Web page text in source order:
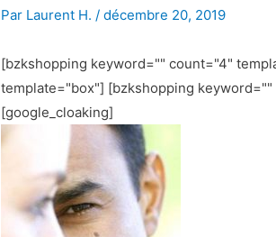
Par Laurent H./décembre 20, 2019
[bzkshopping keyword="" count="4"
template="box"] [bzkshopping keyword=""
[google_cloaking]